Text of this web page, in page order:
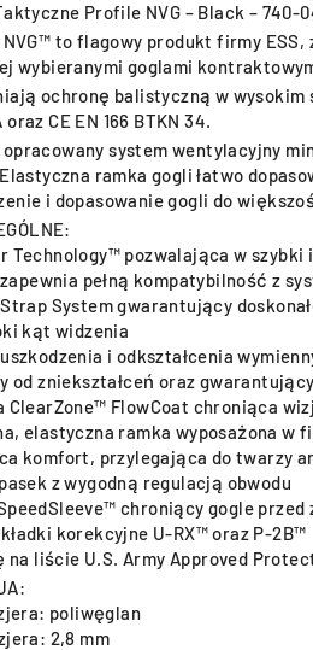
Profile NVG – Black – 740-
to flagowy produkt firmy ESS,
wybieranymi goglami
ochronę balistyczną w wysokim
oraz CE EN 166 BTKN 34.
opracowany system wentylacyjny
ramka gogli łatwo
i dopasowanie gogli do
Technology™ pozwalająca w
pełną kompatybilność z
System gwarantujący
kąt widzenia
uszkodzenia i odkształcenia
od zniekształceń oraz
ClearZone™ FlowCoat chroniąca
elastyczna ramka wyposażona w
komfort, przylegająca do twarzy
z wygodną regulacją obwodu
chroniący gogle
korekcyjne U-RX™ oraz P-2B™
na liście U.S. Army Approved
poliwęglan
2,8 mm